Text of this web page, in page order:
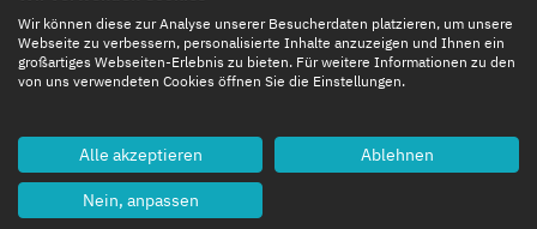
Eintrittskarten
Wir können diese zur Analyse unserer Besucherdaten platzieren, um unsere
Webseite zu verbessern, personalisierte Inhalte anzuzeigen und Ihnen ein
großartiges Webseiten-Erlebnis zu bieten. Für weitere Informationen zu den
von uns verwendeten Cookies öffnen Sie die Einstellungen.
Alle akzeptieren Ablehnen
Nein, anpassen